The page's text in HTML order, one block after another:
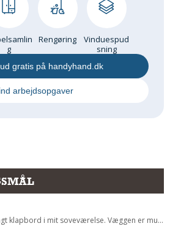
g
Rengøring
Vinduespud
sning
gratis på handyhand.dk
arbejdsopgaver
klapbord i mit soveværelse. Væggen er mu...